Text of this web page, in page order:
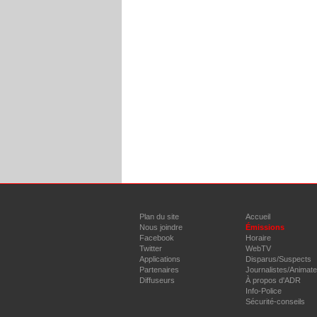
Plan du site
Nous joindre
Facebook
Twitter
Applications
Partenaires
Diffuseurs
Accueil
Émissions
Horaire
WebTV
Disparus/Suspects
Journalistes/
À propos d'ADR
Info-Police
Sécurité-conseils